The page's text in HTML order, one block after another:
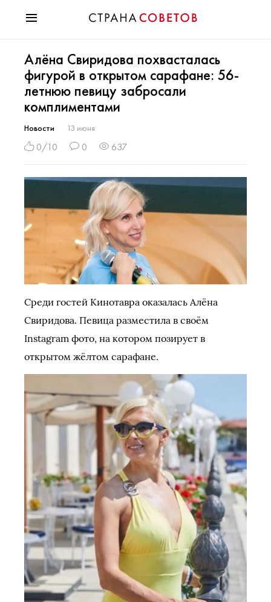
Мода
Звезды
Гороскопы
Здоровье
Психология
Хобби
Праздники
Алёна Свиридова похвасталась
фигурой в открытом сарафане: 56-
летнюю певицу забросали
комплиментами
Новости 13 июня
0/10 0 637
Среди гостей Кинотавра оказалась Алёна
Свиридова. Певица разместила в своём
Instagram фото, на котором позирует в
открытом жёлтом сарафане.